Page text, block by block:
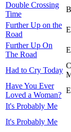
Double Crossing
Time
Further Up on the
Road
Further Up On
The Road
Had to Cry Today
Have You Ever
Loved a Woman?
It's Probably Me
It's Probably Me